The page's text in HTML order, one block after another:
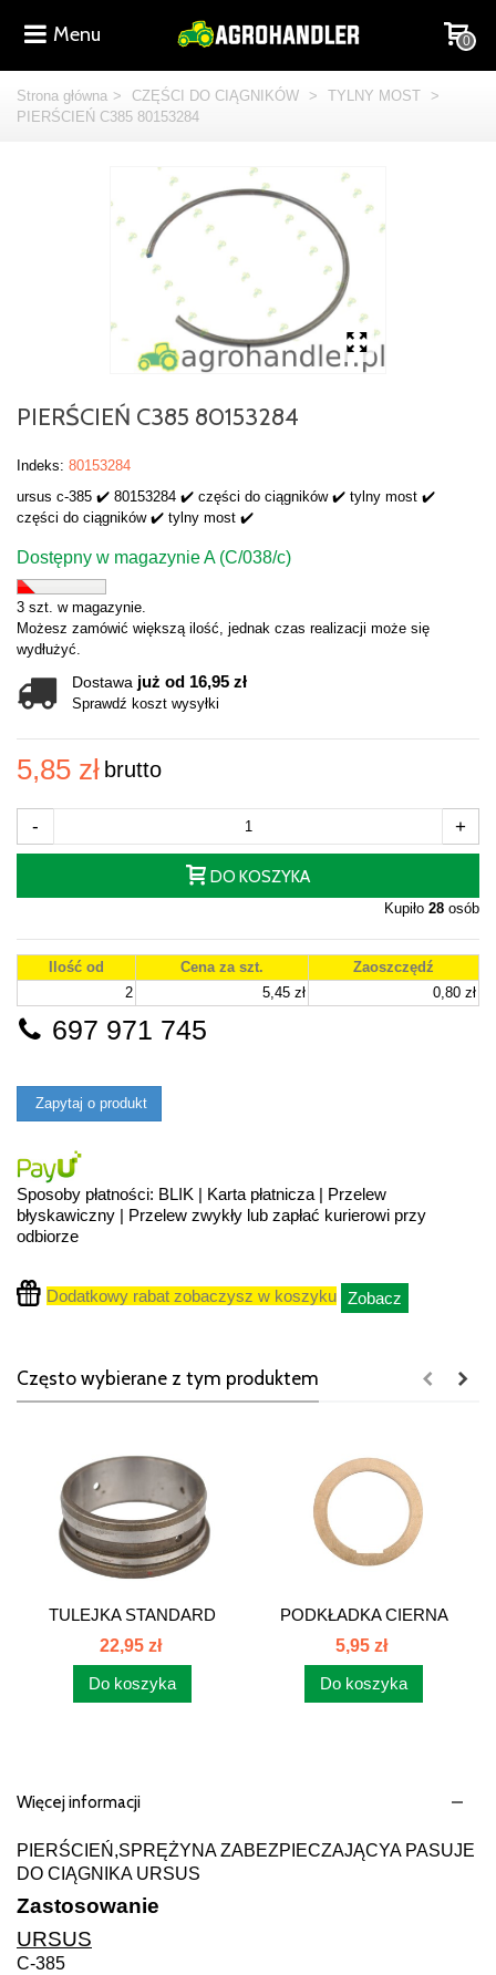
Menu 0
Strona główna > CZĘŚCI DO CIĄGNIKÓW > TYLNY MOST
>
PIERŚCIEŃ C385 80153284
PIERŚCIEŃ C385 80153284
Indeks: 80153284
ursus c-385 ✔️ 80153284 ✔️ części do ciągników ✔️ tylny most ✔️
części do ciągników ✔️ tylny most ✔️
Dostępny w magazynie A (C/038/c)
3 szt. w magazynie.
Możesz zamówić większą ilość, jednak czas realizacji może się
wydłużyć.
Dostawa już od 16,95 zł
Sprawdź koszt wysyłki
5,85 zł brutto
- +
DO KOSZYKA
Kupiło 28 osób
Ilość od Cena za szt.
Zaoszczędź
2
5,45 zł 0,80 zł
697 971 745
Zapytaj o produkt
Sposoby płatności: BLIK | Karta płatnicza | Przelew
błyskawiczny | Przelew zwykły lub zapłać kurierowi przy
odbiorze
Dodatkowy rabat zobaczysz w koszyku Zobacz
Często wybierane z tym produktem
TULEJKA STANDARD
80153051
22,95 zł
Do koszyka
PODKŁADKA CIERNA
385 80126016
5,95 zł
Do koszyka
Więcej informacji
PIERŚCIEŃ,SPRĘŻYNA ZABEZPIECZAJĄCYA PASUJE
DO CIĄGNIKA URSUS
Zastosowanie
URSUS
C-385